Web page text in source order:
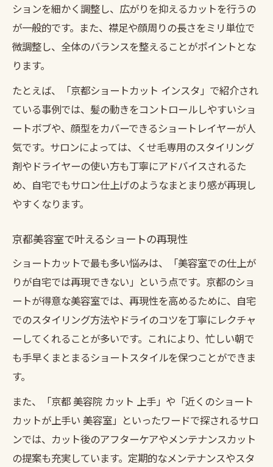
ションを細かく調整し、広がりを抑えるカットを行うの
が一般的です。また、襟足や顔周りの長さをミリ単位で
微調整し、全体のバランスを整えることがポイントとな
ります。
たとえば、「京都ショートカット インスタ」で紹介され
ている事例では、髪の動きをコントロールしやすいショ
ートボブや、顔型をカバーできるショートレイヤーが人
気です。サロンによっては、くせ毛専用のスタイリング
剤やドライヤーの使い方も丁寧にアドバイスされるた
め、自宅でもサロン仕上げのようなまとまり感が再現し
やすくなります。
京都美容室で叶えるショートの再現性
ショートカットで最も多い悩みは、「美容室での仕上が
りが自宅では再現できない」という点です。京都のショ
ートが得意な美容室では、再現性を高めるために、自宅
でのスタイリング方法やドライのコツを丁寧にレクチャ
ーしてくれることが多いです。これにより、忙しい朝で
も手早くまとまるショートスタイルを保つことができま
す。
また、「京都 美容院 カット 上手」や「近くのショート
カットが上手い 美容室」といったワードで探されるサロ
ンでは、カット後のアフターケアやメンテナンスカット
の提案も充実しています。定期的なメンテナンスやスタ